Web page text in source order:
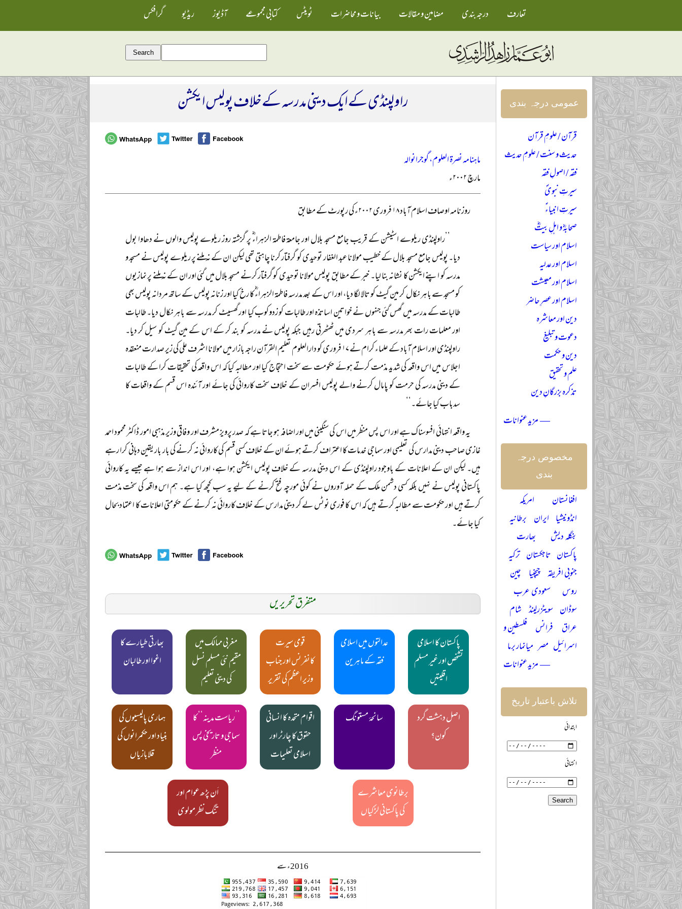
تعارف درجہ بندی مضامین و مقالات بیانات و محاضرات ٹویٹس کتابی مجموعے آڈیوز ریڈیو گرافکس
راولپنڈی کے ایک دینی مدرسہ کے خلاف پولیس ایکشن
ماہنامہ نصرۃ العلوم، گوجرانوالہ
مارچ ۲۰۰۲ء
روزنامہ اوصاف اسلام آباد ۱۸ فروری ۲۰۰۲ء کی رپورٹ کے مطابق
’’راولپنڈی ریلوے اسٹیشن کے قریب جامع مسجد بلال اور جامعۃ فاطمۃ الزہراءؓ پر گزشتہ روز ریلوے پولیس والوں نے دھاوا بول
دیا۔ پولیس جامع مسجد بلال کے خطیب مولانا عبد الغفار توحیدی کو گرفتار کرنا چاہتی تھی لیکن ان کے نہ ملنے پر ریلوے پولیس نے مسجد و
مدرسہ کو اپنے ایکشن کا نشانہ بنا لیا۔ خبر کے مطابق پولیس مولانا توحیدی کو گرفتار کرنے مسجد بلال میں گئی اور ان کے نہ ملنے پر نمازیوں
کو مسجد سے باہر نکال کر مین گیٹ کو تالا لگا دیا، اور اس کے بعد مدرسہ فاطمۃ الزہراءؓ کا رخ کیا اور زنانہ پولیس کے ساتھ مردانہ پولیس بھی
طالبات کے مدرسہ میں گھس گئی جنہوں نے خواتین اساتذہ اور طالبات کو زدوکوب کیا اور گھسیٹ کر مدرسہ سے باہر نکال دیا۔ طالبات
اور معلمات رات بھر مدرسہ سے باہر سردی میں ٹھٹھرتی رہیں جبکہ پولیس نے مدرسہ کو بند کر کے اس کے مین گیٹ کو سیل کر دیا۔
راولپنڈی اور اسلام آباد کے علماء کرام نے ۱۷ فروری کو دارالعلوم تعلیم القرآن راجہ بازار میں مولانا اشرف علی کی زیر صدارت منعقدہ
اجلاس میں اس واقعہ کی شدید مذمت کرتے ہوئے حکومت سے سخت احتجاج کیا اور مطالبہ کیا کہ اس واقعہ کی تحقیقات کرا کے طالبات
کے دینی مدرسہ کی حرمت کو پامال کرنے والے پولیس افسران کے خلاف سخت کاروائی کی جائے اور آئندہ اس قسم کے واقعات کا
سدباب کیا جائے۔‘‘
یہ واقعہ انتہائی افسوسناک ہے اور اس پس منظر میں اس کی سنگینی میں اور اضافہ ہو جاتا ہے کہ صدر پرویز مشرف اور وفاقی وزیر مذہبی امور ڈاکٹر محمود احمد
غازی صاحب دینی مدارس کی تعلیمی اور سماجی خدمات کا اعتراف کرتے ہوئے ان کے خلاف کسی قسم کی کاروائی نہ کرنے کی بار بار یقین دہانی کرا رہے
ہیں۔ لیکن ان کے اعلانات کے باوجود راولپنڈی کے اس دینی مدرسہ کے خلاف پولیس ایکشن ہوا ہے، اور اس انداز سے ہوا ہے جیسے یہ کاروائی
پاکستانی پولیس نے نہیں بلکہ کسی دشمن ملک کے حملہ آوروں نے کوئی مورچہ فتح کرنے کے لیے یہ سب کچھ کیا ہے۔ ہم اس واقعہ کی سخت مذمت
کرتے ہیں اور حکومت سے مطالبہ کرتے ہیں کہ اس کا فوری نوٹس لے کر دینی مدارس کے خلاف کاروائی نہ کرنے کے حکومتی اعلانات کا اعتماد بحال
کیا جائے۔
متفرق تحریریں
پاکستان کا اسلامی
تشخص اور غیر مسلم
اقلیتیں
عدالتوں میں اسلامی
فقہ کے ماہرین
قومی سیرت
کانفرنس اور جناب
وزیر اعظم کی تقریر
مغربی ممالک میں
مقیم نئی مسلم نسل
کی دینی تعلیم
بھارتی طیارے کا
اغوا اور طالبان
اصل دہشت گرد
کون؟
سانحۂ مستونگ
اقوام متحدہ کا انسانی
حقوق کا چارٹر اور
اسلامی تعلیمات
’’ریاست مدینہ‘‘ کا
سماجی و تاریخی پس
منظر
ہماری پالیسیوں کی
بنیاد اور حکمرانوں کی
قلابازیاں
برطانوی معاشرے
کی پاکستانی لڑکیاں
اَن پڑھ عوام اور
تنگ نظر مولوی
2016ء سے
عمومی درجہ بندی
قرآن / علومِ قرآن
حدیث و سنت / علومِ حدیث
فقہ / اصولِ فقہ
سیرتِ نبویؐ
سیرتِ انبیاءؑ
صحابہؓ و اہلِ بیتؓ
اسلام اور سیاست
اسلام اور عدلیہ
اسلام اور معیشت
اسلام اور عصرِ حاضر
دین اور معاشرہ
دعوت و تبلیغ
دین و حکمت
علم و تحقیق
تذکرہ بزرگانِ دین
— مزید عنوانات
مخصوص درجہ
بندی
افغانستان
امریکہ
انڈونیشیا ایران برطانیہ
بنگلہ دیش
بھارت
پاکستان تاجکستان ترکیہ
جنوبی افریقہ چیچنیا چین
روس
سعودی عرب
سوڈان سویٹزرلینڈ شام
عراق فرانس فلسطین و
اسرائیل مصر میانمار برما
— مزید عنوانات
تلاش باعتبار تاریخ
ابتدائی
انتہائی